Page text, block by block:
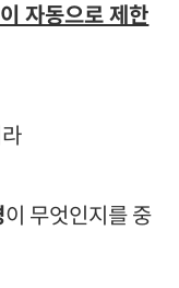
자동으로 제한
이 무엇인지를 중